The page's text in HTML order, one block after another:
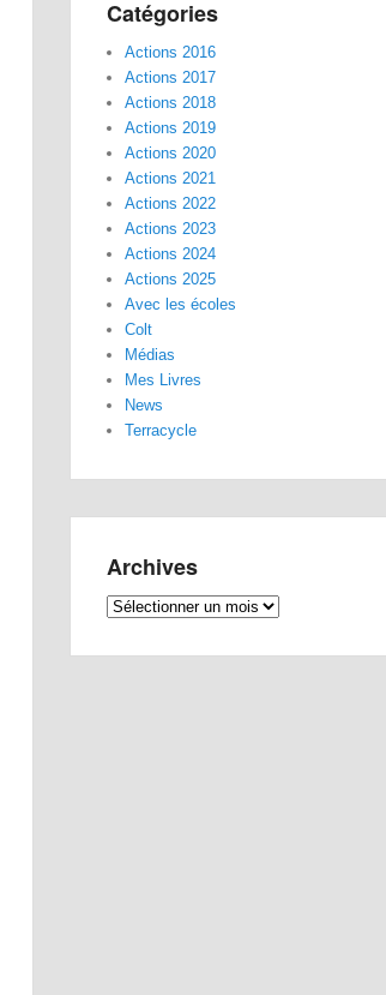
Catégories
Actions 2016
Actions 2017
Actions 2018
Actions 2019
Actions 2020
Actions 2021
Actions 2022
Actions 2023
Actions 2024
Actions 2025
Avec les écoles
Colt
Médias
Mes Livres
News
Terracycle
Archives
Archives